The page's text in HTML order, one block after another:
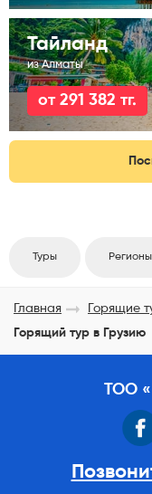
Тайланд
из Алматы
от 291 382 тг.
Туры Регионы
Главная
Горящие
Горящий тур в Грузию
ТОО